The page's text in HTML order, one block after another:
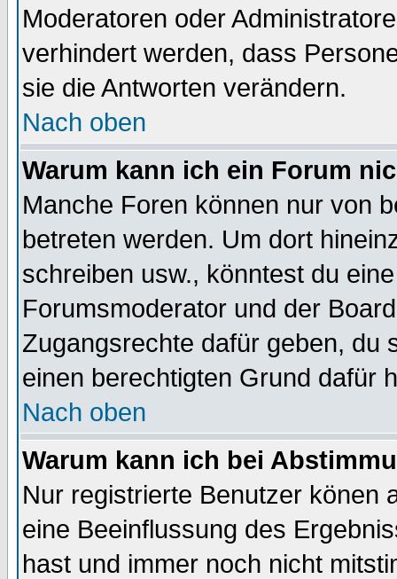
Moderatoren oder
verhindert werden, dass
sie die Antworten verändern.
Nach oben
Warum kann ich ein Forum
Manche Foren können nur von
betreten werden. Um dort
schreiben usw., könntest du
Forumsmoderator und der
Zugangsrechte dafür geben, du
einen berechtigten Grund dafür
Nach oben
Warum kann ich bei
Nur registrierte Benutzer könen
eine Beeinflussung des
hast und immer noch nicht